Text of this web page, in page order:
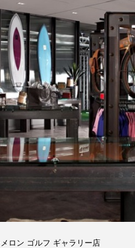
ロン ゴルフ ギャラリー店